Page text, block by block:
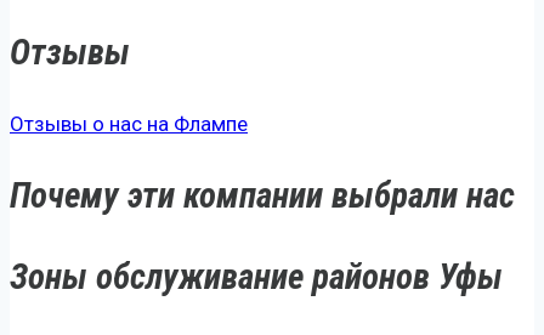
Отзывы
Отзывы о нас на Флампе
Почему эти компании выбрали нас
Зоны обслуживание районов Уфы